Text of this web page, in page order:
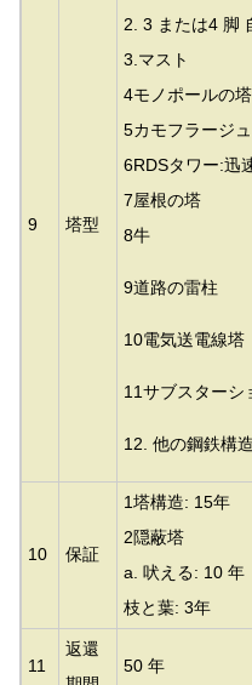
9 塔型
2. 3 または4 脚
3. マスト
4モノポールの塔
5カモフラージ
6RDSタワー:迅
7屋根の塔
8牛
9道路の雷柱
10電気送電線塔
11サブスターシ
12. 他の鋼鉄構
10 保証
1塔構造: 15年
2隠蔽塔
a. 吠える: 10 年
枝と葉: 3年
11
返還
50 年